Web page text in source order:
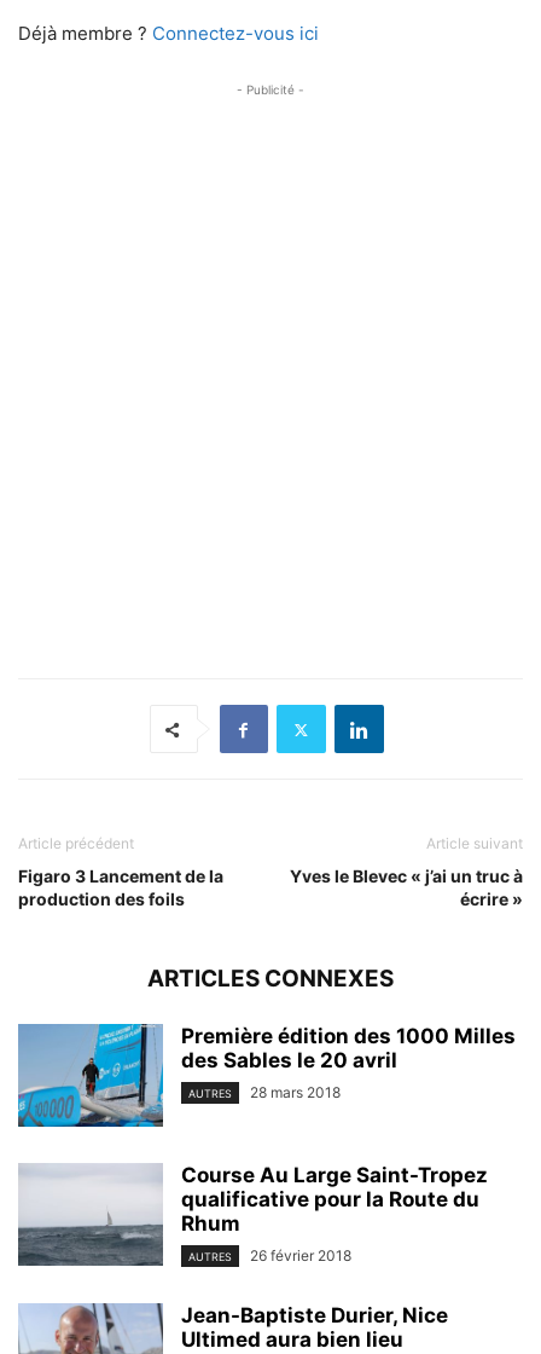
Déjà membre ? Connectez-vous ici
- Publicité -
Article précédent
Figaro 3 Lancement de la
production des foils
Article suivant
Yves le Blevec « j’ai un truc à
écrire »
ARTICLES CONNEXES
Première édition des 1000 Milles
des Sables le 20 avril
AUTRES 28 mars 2018
Course Au Large Saint-Tropez
qualificative pour la Route du
Rhum
AUTRES 26 février 2018
Jean-Baptiste Durier, Nice
Ultimed aura bien lieu